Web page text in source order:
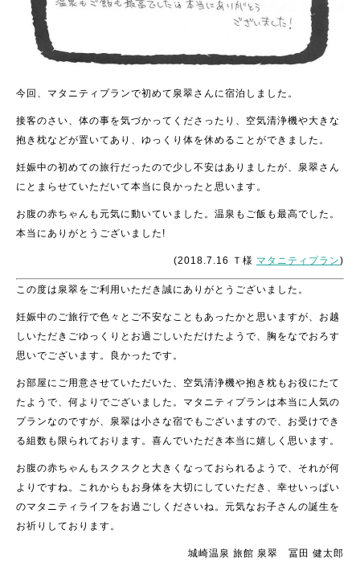
今回、マタニティプランで初めて泉翠さんに宿泊しました。
接客のさい、体の事を気づかってくださったり、空気清浄機や大きな
抱き枕などが置いてあり、 ゆっくり体を休めることができました。
妊娠中の初めての旅行だったので少し不安はありましたが、泉翠さん
にとまらせていただいて本当に良かったと思います。
お腹の赤ちゃんも元気に動いていました。温泉もご飯も最高でした。
本当にありがとうございました!
(2018.7.16 Ｔ様 マタニティプラン)
この度は泉翠をご利用いただき誠にありがとうございました。
妊娠中のご旅行で色々とご不安なこともあったかと思いますが、お越
しいただきごゆっくりとお過ごしいただけたようで、胸をなでおろす
思いでございます。良かったです。
お部屋にご用意させていただいた、空気清浄機や抱き枕もお役にたて
たようで、何よりでございました。マタニティプランは本当に人気の
プランなのですが、泉翠は小さな宿でもございますので、お受けでき
る組数も限られております。喜んでいただき本当に嬉しく思います。
お腹の赤ちゃんもスクスクと大きくなっておられるようで、それが何
よりですね。これからもお身体を大切にしていただき、幸せいっぱい
のマタニティライフをお過ごしくださいね。元気なお子さんの誕生を
お祈りしております。
城崎温泉 旅館 泉翠 冨田 健太郎